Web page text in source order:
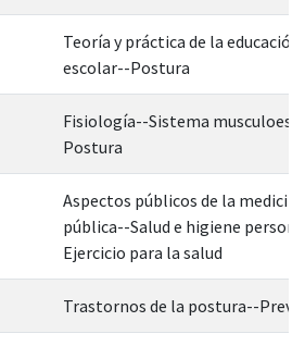
Teoría y práctica de la
escolar--Postura
Fisiología--Sistema
Postura
Aspectos públicos de la
pública--Salud e higiene
Ejercicio para la salud
Trastornos de la postura--